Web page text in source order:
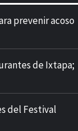
prevenir acoso
de Ixtapa;
del Festival